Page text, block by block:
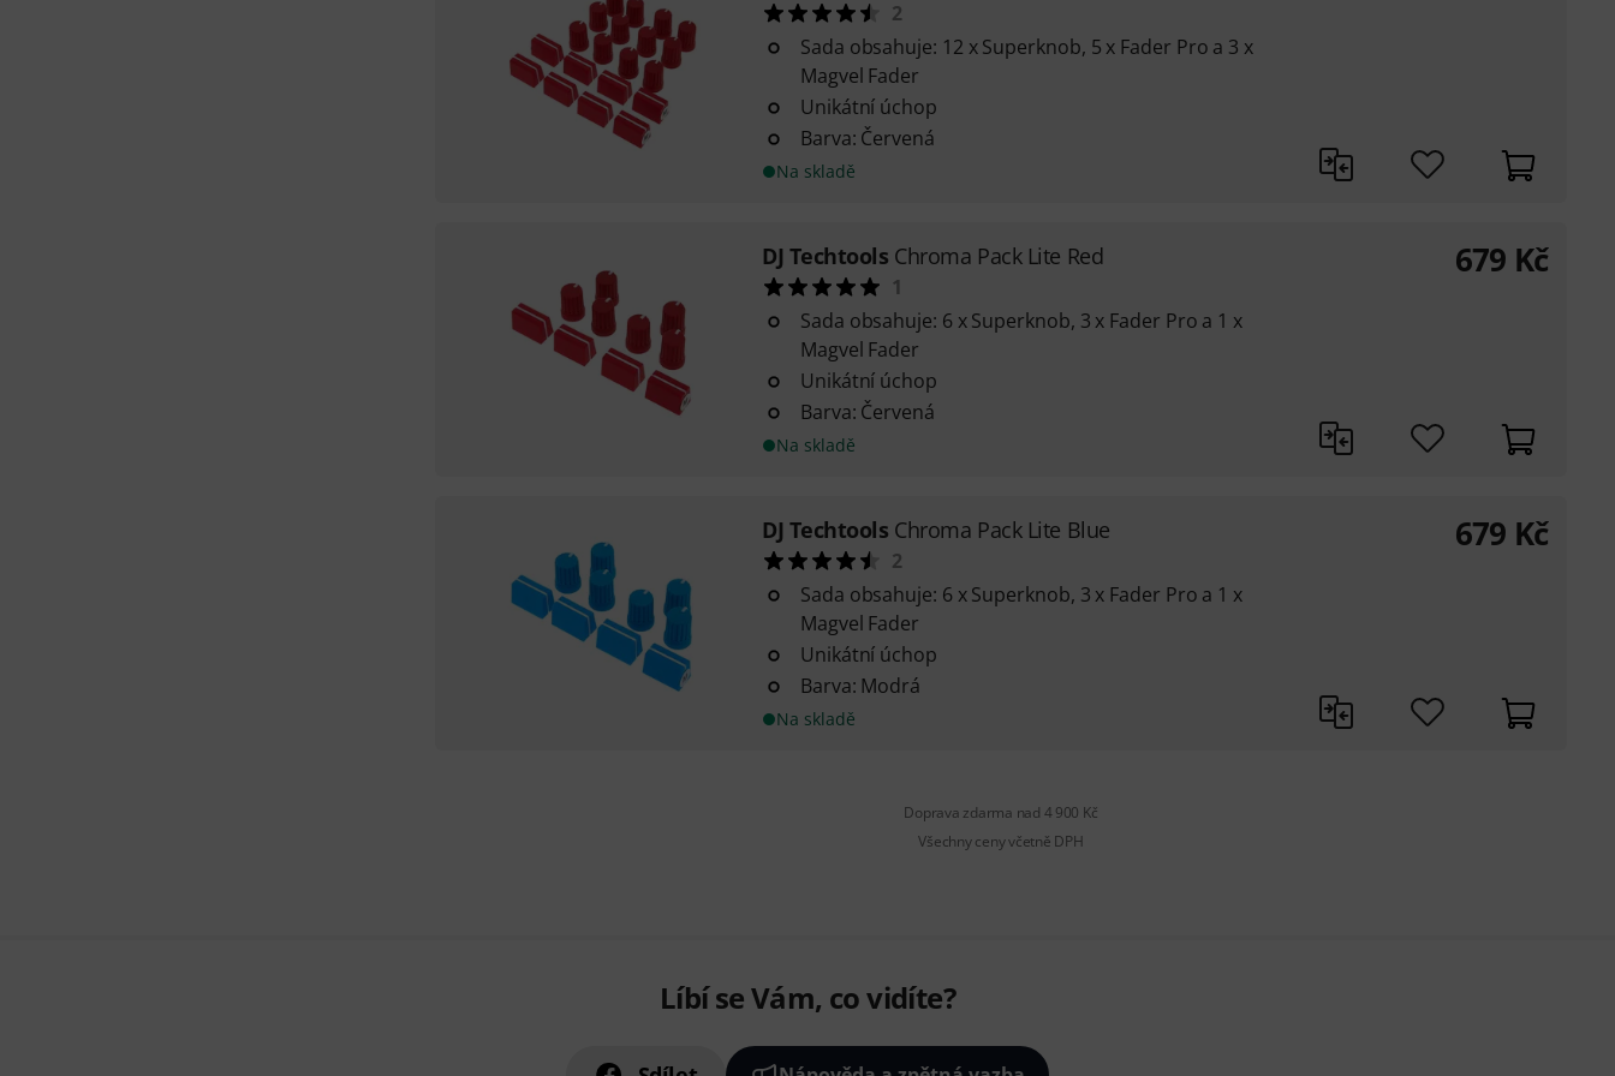
2
Sada obsahuje: 12 x Superknob, 5 x Fader Pro a 3 x
Magvel Fader
Unikátní úchop
Barva: Červená
Na skladě
DJ Techtools Chroma Pack Lite Red
1
Sada obsahuje: 6 x Superknob, 3 x Fader Pro a 1 x
Magvel Fader
Unikátní úchop
Barva: Červená
Na skladě
679 Kč
DJ Techtools Chroma Pack Lite Blue
2
Sada obsahuje: 6 x Superknob, 3 x Fader Pro a 1 x
Magvel Fader
Unikátní úchop
Barva: Modrá
Na skladě
679 Kč
Doprava zdarma nad 4 900 Kč
Všechny ceny včetně DPH
Líbí se Vám, co vidíte?